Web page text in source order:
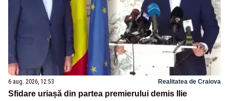
6 aug. 2026, 12:53 Realitatea de Craiova
Sfidare uriașă din partea premierului demis Ilie